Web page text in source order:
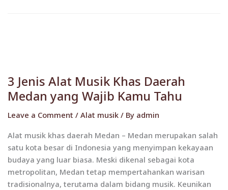
3 Jenis Alat Musik Khas Daerah
Medan yang Wajib Kamu Tahu
Leave a Comment / Alat musik/ By admin
Alat musik khas daerah Medan – Medan merupakan salah
satu kota besar di Indonesia yang menyimpan kekayaan
budaya yang luar biasa. Meski dikenal sebagai kota
metropolitan, Medan tetap mempertahankan warisan
tradisionalnya, terutama dalam bidang musik. Keunikan
Alat
Musik
Daerah
yang
Wajib
Kamu
Tahu